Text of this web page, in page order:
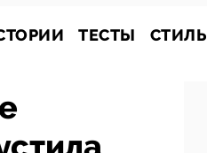
ТЕСТЫ СТИЛЬ